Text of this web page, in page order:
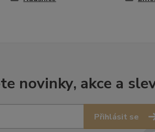
novinky, akce a
Přihlásit se